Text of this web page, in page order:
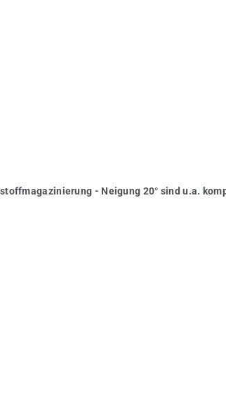
- Neigung 20° sind u.a.